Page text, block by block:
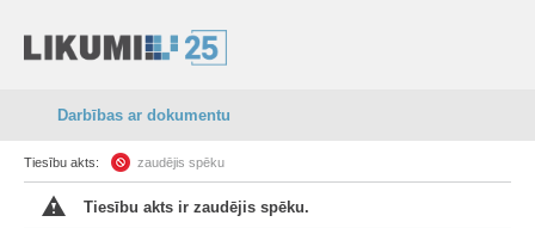
Darbības ar dokumentu
Tiesību akts: zaudējis spēku
Tiesību akts ir zaudējis spēku.